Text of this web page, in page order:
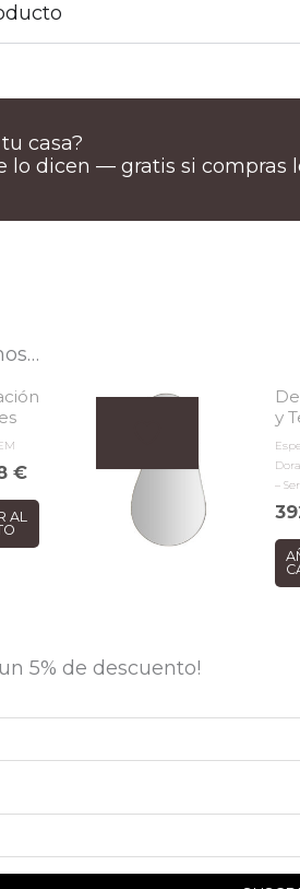
casa?
lo dicen — gratis si compras
€
AL
y
–
5% de descuento!